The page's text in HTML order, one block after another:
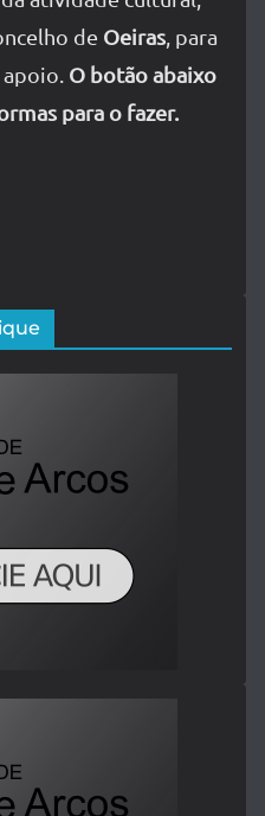
de Oeiras , para
O botão abaixo
para o fazer.